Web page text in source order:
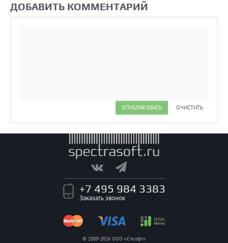
финансовых издержек
функциональными
возможностями
ДОБАВИТЬ КОММЕНТАРИЙ
ОПУБЛИКОВАТЬ ОЧИСТИТЬ
+7 495 984 3383
Заказать звонок
© 2009-2026 ООО «Спсофт»